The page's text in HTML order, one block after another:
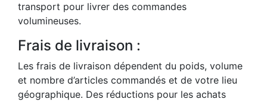
transport pour livrer des commandes
volumineuses.
Frais de livraison :
Les frais de livraison dépendent du poids, volume
et nombre d’articles commandés et de votre lieu
géographique. Des réductions pour les achats